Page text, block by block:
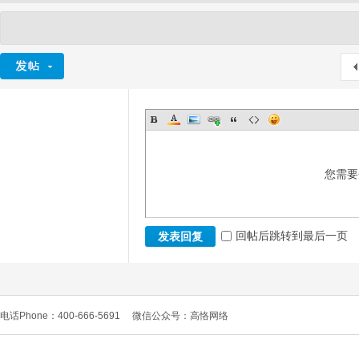
您需
发表回复 回帖后跳转到最后一页
电话Phone：400-666-5691 微信公众号：高恪网络